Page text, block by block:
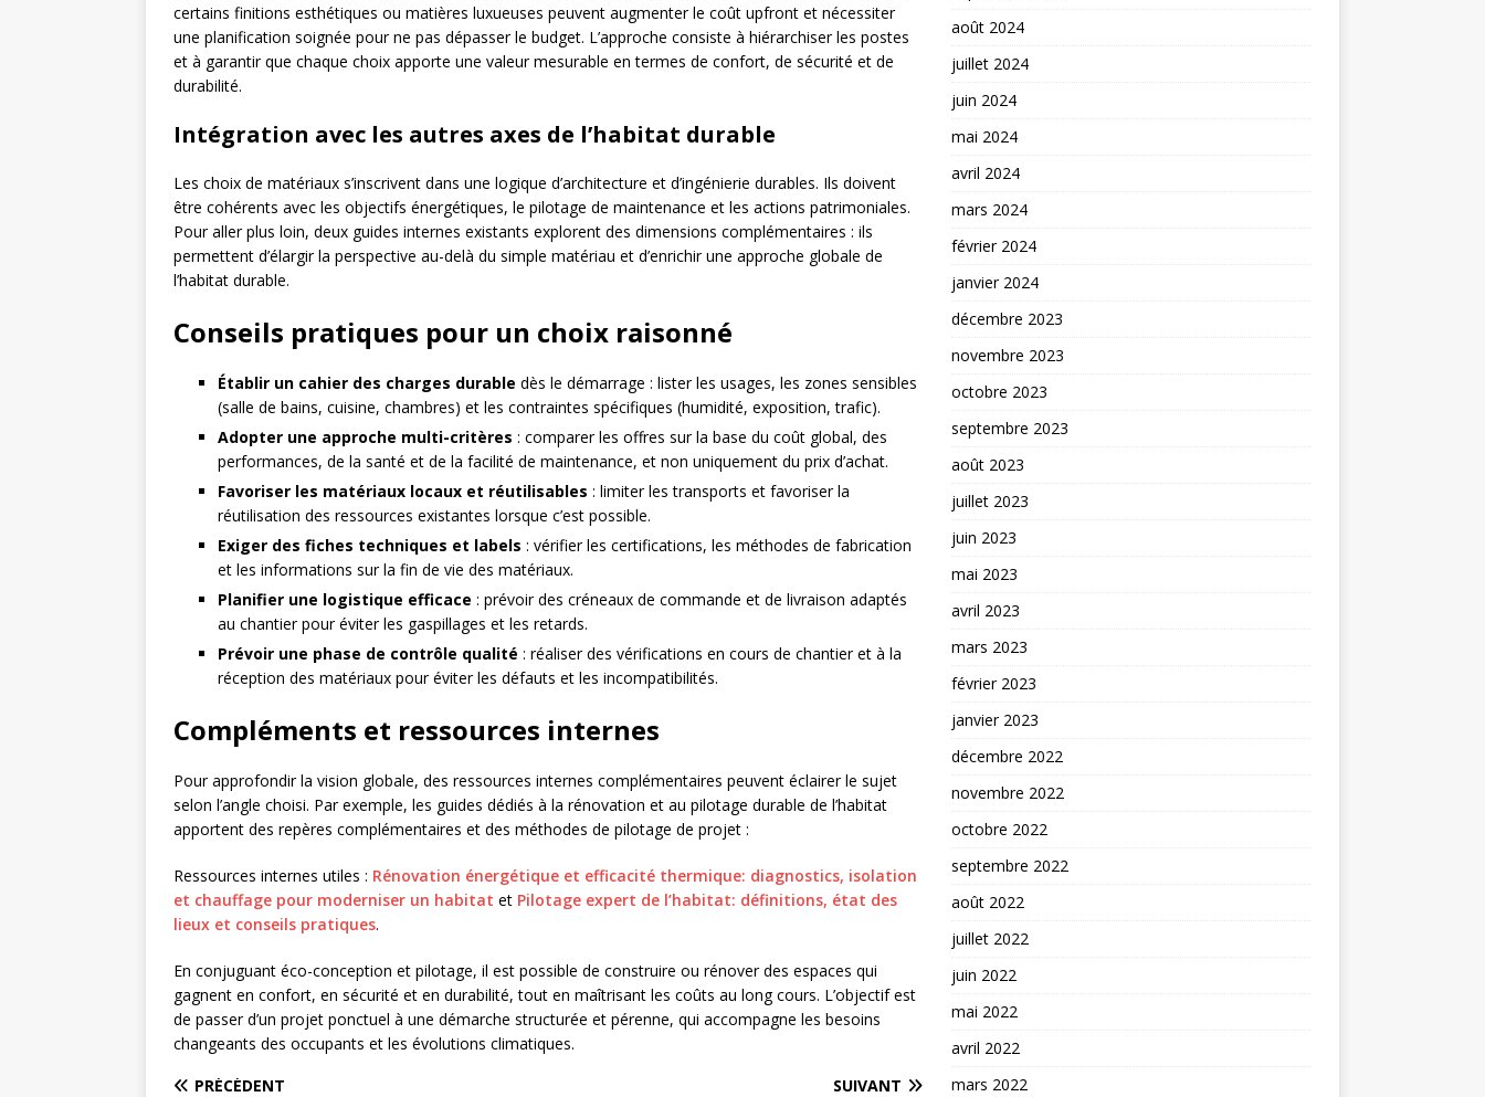
certains finitions esthétiques ou matières luxueuses peuvent augmenter le coût upfront et nécessiter
une planification soignée pour ne pas dépasser le budget. L’approche consiste à hiérarchiser les postes
et à garantir que chaque choix apporte une valeur mesurable en termes de confort, de sécurité et de
durabilité.
Intégration avec les autres axes de l’habitat durable
Les choix de matériaux s’inscrivent dans une logique d’architecture et d’ingénierie durables. Ils doivent
être cohérents avec les objectifs énergétiques, le pilotage de maintenance et les actions patrimoniales.
Pour aller plus loin, deux guides internes existants explorent des dimensions complémentaires : ils
permettent d’élargir la perspective au-delà du simple matériau et d’enrichir une approche globale de
l’habitat durable.
Conseils pratiques pour un choix raisonné
Établir un cahier des charges durable dès le démarrage : lister les usages, les zones sensibles
(salle de bains, cuisine, chambres) et les contraintes spécifiques (humidité, exposition, trafic).
Adopter une approche multi-critères : comparer les offres sur la base du coût global, des
performances, de la santé et de la facilité de maintenance, et non uniquement du prix d’achat.
Favoriser les matériaux locaux et réutilisables : limiter les transports et favoriser la
réutilisation des ressources existantes lorsque c’est possible.
Exiger des fiches techniques et labels : vérifier les certifications, les méthodes de fabrication
et les informations sur la fin de vie des matériaux.
Planifier une logistique efficace : prévoir des créneaux de commande et de livraison adaptés
au chantier pour éviter les gaspillages et les retards.
Prévoir une phase de contrôle qualité : réaliser des vérifications en cours de chantier et à la
réception des matériaux pour éviter les défauts et les incompatibilités.
Compléments et ressources internes
Pour approfondir la vision globale, des ressources internes complémentaires peuvent éclairer le sujet
selon l’angle choisi. Par exemple, les guides dédiés à la rénovation et au pilotage durable de l’habitat
apportent des repères complémentaires et des méthodes de pilotage de projet :
Ressources internes utiles : Rénovation énergétique et efficacité thermique: diagnostics, isolation
et chauffage pour moderniser un habitat et Pilotage expert de l’habitat: définitions, état des
lieux et conseils pratiques.
En conjuguant éco-conception et pilotage, il est possible de construire ou rénover des espaces qui
gagnent en confort, en sécurité et en durabilité, tout en maîtrisant les coûts au long cours. L’objectif est
de passer d’un projet ponctuel à une démarche structurée et pérenne, qui accompagne les besoins
changeants des occupants et les évolutions climatiques.
PRÉCÉDENT
SUIVANT
août 2024
juillet 2024
juin 2024
mai 2024
avril 2024
mars 2024
février 2024
janvier 2024
décembre 2023
novembre 2023
octobre 2023
septembre 2023
août 2023
juillet 2023
juin 2023
mai 2023
avril 2023
mars 2023
février 2023
janvier 2023
décembre 2022
novembre 2022
octobre 2022
septembre 2022
août 2022
juillet 2022
juin 2022
mai 2022
avril 2022
mars 2022